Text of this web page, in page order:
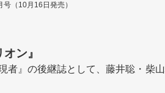
（10月16日発売）
オン 』
者』の後継誌として、藤井聡・柴